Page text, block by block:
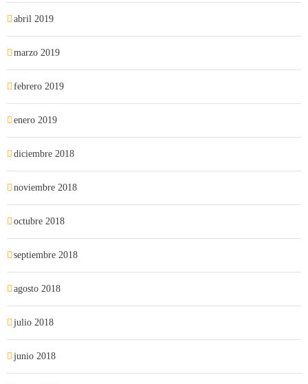
abril 2019
marzo 2019
febrero 2019
enero 2019
diciembre 2018
noviembre 2018
octubre 2018
septiembre 2018
agosto 2018
julio 2018
junio 2018